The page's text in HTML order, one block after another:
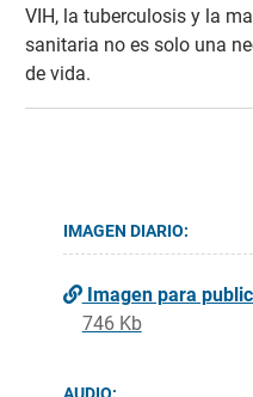
VIH, la tuberculosis y la
sanitaria no es solo una
de vida.
IMAGEN DIARIO:
Imagen para
746 Kb
AUDIO: